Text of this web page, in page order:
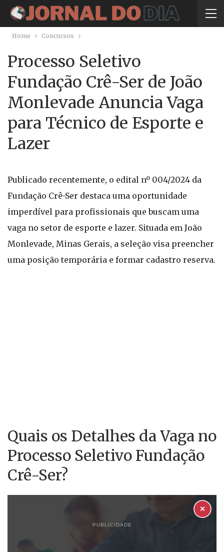
Home Concursos
Processo Seletivo
Fundação Crê-Ser de João
Monlevade Anuncia Vaga
para Técnico de Esporte e
Lazer
Publicado recentemente, o edital nº 004/2024 da
Fundação Crê-Ser destaca uma oportunidade
imperdível para profissionais que buscam uma
vaga no setor de esporte e lazer. Situada em João
Monlevade, Minas Gerais, a seleção visa preencher
uma posição temporária e formar cadastro reserva.
Quais os Detalhes da Vaga no
Processo Seletivo Fundação
Crê-Ser?
PUBLICIDADE
✕